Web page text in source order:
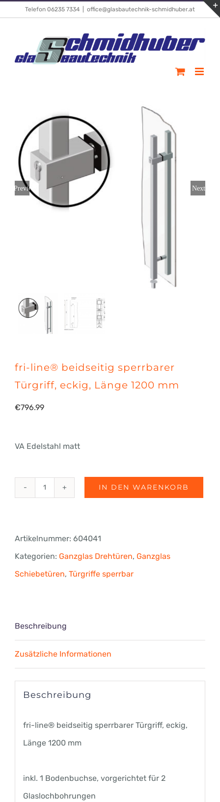
Telefon 06235 7334 office@glasbautechnik-schmidhuber.at
Previous Next
fri-line® beidseitig sperrbarer
Türgriff, eckig, Länge 1200 mm
€796.99
VA Edelstahl matt
fri-
Menge
IN DEN WARENKORB
Artikelnummer: 604041
Kategorien: Ganzglas Drehtüren, Ganzglas
Schiebetüren, Türgriffe sperrbar
Beschreibung
Zusätzliche Informationen
Beschreibung
fri-line® beidseitig sperrbarer Türgriff, eckig,
Länge 1200 mm
inkl. 1 Bodenbuchse, vorgerichtet für 2
Glaslochbohrungen